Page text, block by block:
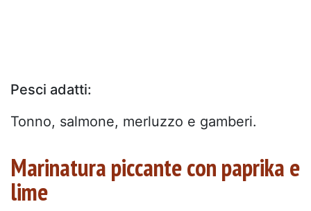
Pesci adatti:
Tonno, salmone, merluzzo e gamberi.
Marinatura piccante con paprika e
lime